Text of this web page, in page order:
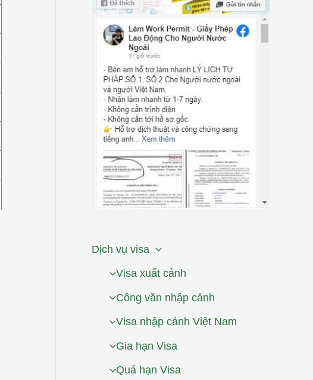
Dịch vụ visa
Visa xuất cảnh
Công văn nhập cảnh
Visa nhập cảnh Việt Nam
Gia hạn Visa
Quá hạn Visa